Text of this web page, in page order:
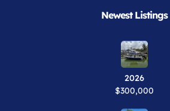
Newest Listings​
2026
$300,000